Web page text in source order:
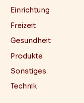
Einrichtung
Freizeit
Gesundheit
Produkte
Sonstiges
Technik